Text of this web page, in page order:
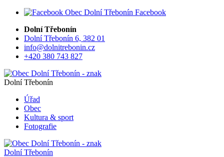
Facebook
Dolní Třebonín
Dolní Třebonín 6, 382 01
info@dolnitrebonin.cz
+420 380 743 827
Dolní Třebonín
Úřad
Obec
Kultura & sport
Fotografie
Dolní Třebonín